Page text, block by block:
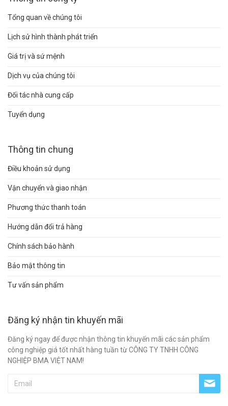
Tổng quan về chúng tôi
Lịch sử hình thành phát triển
Giá trị và sứ mệnh
Dịch vụ của chúng tôi
Đối tác nhà cung cấp
Tuyển dụng
Thông tin chung
Điều khoản sử dụng
Vận chuyển và giao nhận
Phương thức thanh toán
Hướng dẫn đổi trả hàng
Chính sách bảo hành
Bảo mật thông tin
Tư vấn sản phẩm
Đăng ký nhận tin khuyến mãi
Đăng ký ngay để được nhận thông tin khuyến mãi các sản phẩm
công nghiệp giá tốt nhất hàng tuần từ CÔNG TY TNHH CÔNG
NGHIỆP BMA VIỆT NAM!